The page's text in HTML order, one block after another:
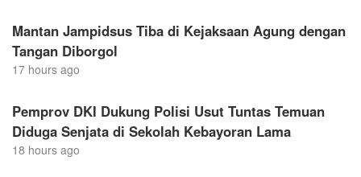
Mantan Jampidsus Tiba di Kejaksaan Agung dengan
Tangan Diborgol
17 hours ago
Pemprov DKI Dukung Polisi Usut Tuntas Temuan
Diduga Senjata di Sekolah Kebayoran Lama
18 hours ago